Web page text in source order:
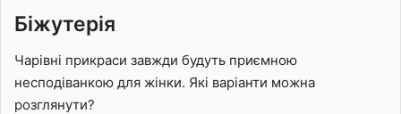
Біжутерія
Чарівні прикраси завжди будуть приємною
несподіванкою для жінки. Які варіанти можна
розглянути?